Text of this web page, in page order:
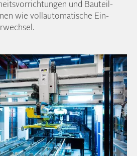
und Bauteil­
wie voll­automatische Ein­